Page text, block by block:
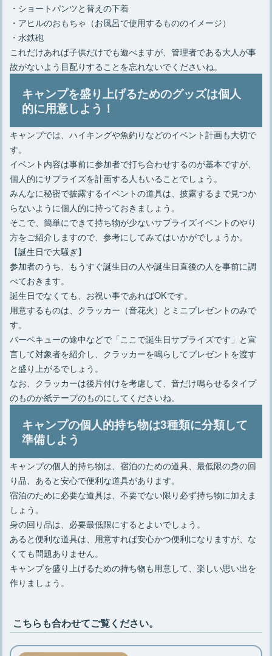
・ショートパンツと替えの下着
・アヒルのおもちゃ（お風呂で使用するもののイメージ）
・水鉄砲
これだけあれば子供だけでも遊べますが、管理者である大人が事
故がないよう目配りすることを忘れないでくださいね。
キャンプを盛り上げるためのグッズは個人
的に用意しよう！
キャンプでは、ハイキングや魚釣りなどのイベント計画も大切で
す。
イベント内容は事前に参加者で打ち合わせするのが基本ですが、
個人的にサプライズを計画する人もいることでしょう。
みんなに秘密で披露するイベントの道具は、披露するまで見つか
らないように個人的に持っておきましょう。
そこで、簡単にできて持ち物が少ないサプライズイベントのやり
方をご紹介しますので、参考にしてみてはいかがでしょうか。
【誕生日で大騒ぎ】
参加者のうち、もうすぐ誕生日の人や誕生日直後の人を事前に調
べておきます。
誕生日でなくても、お祝い事であればOKです。
用意するものは、クラッカー（音花火）とミニプレゼントのみで
す。
バーベキューの途中などで「ここで誕生日サプライズです」と宣
言して対象者を紹介し、クラッカーを鳴らしてプレゼントを渡す
と盛り上がるでしょう。
なお、クラッカーは後片付けを考慮して、音だけ鳴らせるタイプ
のものか紙テープのものにしてくださいね。
キャンプの個人的持ち物は3種類に分類して
準備しよう
キャンプの個人的持ち物は、宿泊のための道具、最低限の身の回
り品、あると安心で便利な道具があります。
宿泊のために必要な道具は、不要でない限り必ず持ち物に加えま
しょう。
身の回り品は、必要最低限にするとよいでしょう。
あると便利な道具は、用意すれば安心かつ便利になりますが、な
くても問題ありません。
キャンプを盛り上げるための持ち物も用意して、楽しい思い出を
作りましょう。
こちらも合わせてご覧ください。